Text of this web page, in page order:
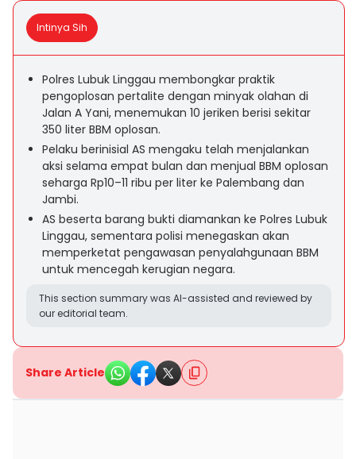
Intinya Sih
Polres Lubuk Linggau membongkar praktik
pengoplosan pertalite dengan minyak olahan di
Jalan A Yani, menemukan 10 jeriken berisi sekitar
350 liter BBM oplosan.
Pelaku berinisial AS mengaku telah menjalankan
aksi selama empat bulan dan menjual BBM oplosan
seharga Rp10–11 ribu per liter ke Palembang dan
Jambi.
AS beserta barang bukti diamankan ke Polres Lubuk
Linggau, sementara polisi menegaskan akan
memperketat pengawasan penyalahgunaan BBM
untuk mencegah kerugian negara.
This section summary was AI-assisted and reviewed by
our editorial team.
Share Article